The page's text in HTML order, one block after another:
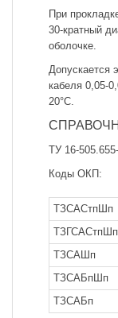
При
30-кратный
оболочке.
Допускается
кабеля 0,05-
20°С.
ТУ 16-
Коды ОКП:
ТЗСАСтпШп
ТЗГСАСтпШп
ТЗСАШп
ТЗСАБпШп
ТЗСАБп